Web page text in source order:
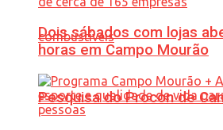
Pesquisa do Procon de
Dois sábados com lojas
horas em Campo Mourão